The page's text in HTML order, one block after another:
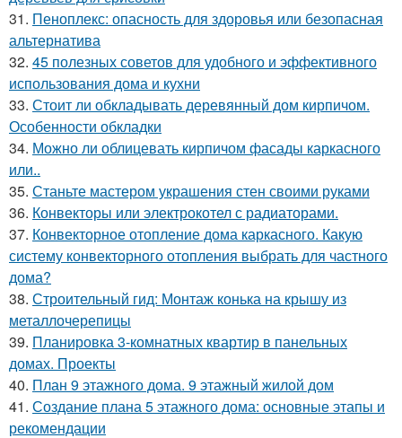
31. Пеноплекс: опасность для здоровья или безопасная
альтернатива
32. 45 полезных советов для удобного и эффективного
использования дома и кухни
33. Стоит ли обкладывать деревянный дом кирпичом.
Особенности обкладки
34. Можно ли облицевать кирпичом фасады каркасного
или..
35. Станьте мастером украшения стен своими руками
36. Конвекторы или электрокотел с радиаторами.
37. Конвекторное отопление дома каркасного. Какую
систему конвекторного отопления выбрать для частного
дома?
38. Строительный гид: Монтаж конька на крышу из
металлочерепицы
39. Планировка 3-комнатных квартир в панельных
домах. Проекты
40. План 9 этажного дома. 9 этажный жилой дом
41. Создание плана 5 этажного дома: основные этапы и
рекомендации